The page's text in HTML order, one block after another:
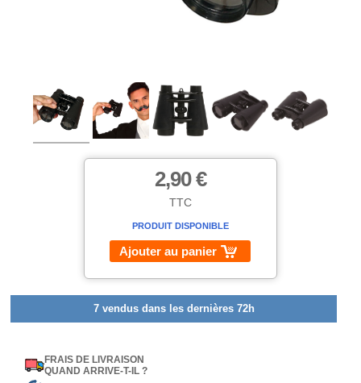
2,90 €
TTC
PRODUIT DISPONIBLE
Ajouter au panier
7 vendus dans les dernières 72h
FRAIS DE LIVRAISON
QUAND ARRIVE-T-IL ?